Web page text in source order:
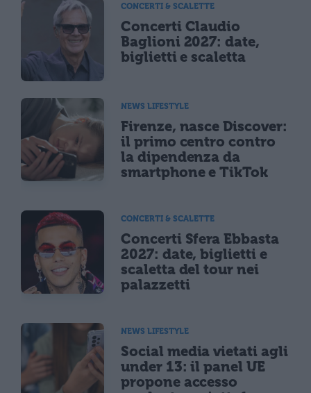
CONCERTI & SCALETTE
Concerti Claudio
Baglioni 2027: date,
biglietti e scaletta
NEWS LIFESTYLE
Firenze, nasce Discover:
il primo centro contro
la dipendenza da
smartphone e TikTok
CONCERTI & SCALETTE
Concerti Sfera Ebbasta
2027: date, biglietti e
scaletta del tour nei
palazzetti
NEWS LIFESTYLE
Social media vietati agli
under 13: il panel UE
propone accesso